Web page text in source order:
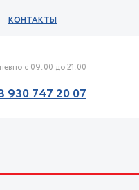
КОНТАКТЫ
с 09:00 до 21:00
930 747 20 07